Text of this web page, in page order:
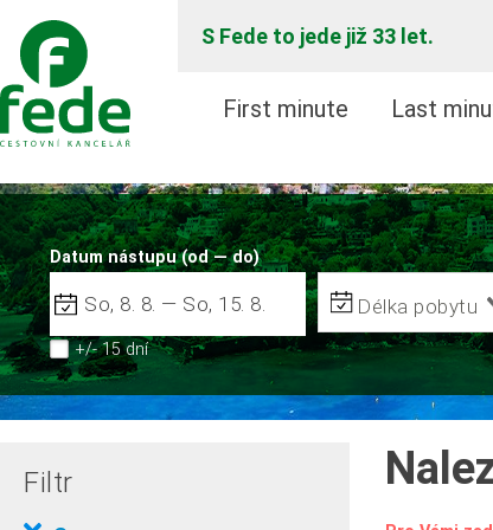
S Fede to jede již 33 let.
First minute Last
Datum nástupu (od — do)
+/- 15 dní
Délka pobytu
Filtr